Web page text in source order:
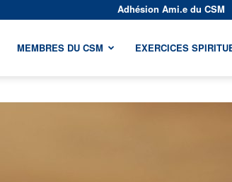
Adhésion Ami.e du CSM
MEMBRES DU CSM EXERCICES